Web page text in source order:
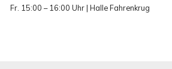
Fr. 15:00 – 16:00 Uhr | Halle Fahrenkrug